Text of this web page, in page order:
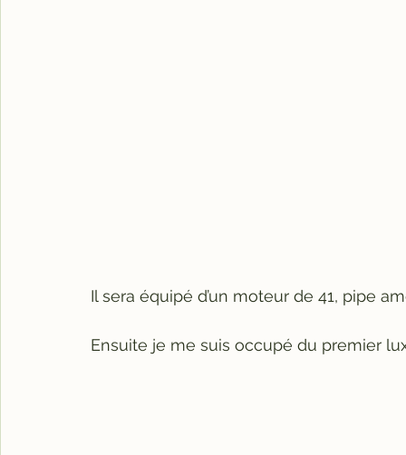
Il sera équipé d’un moteur de 41, pipe
Ensuite je me suis occupé du premier